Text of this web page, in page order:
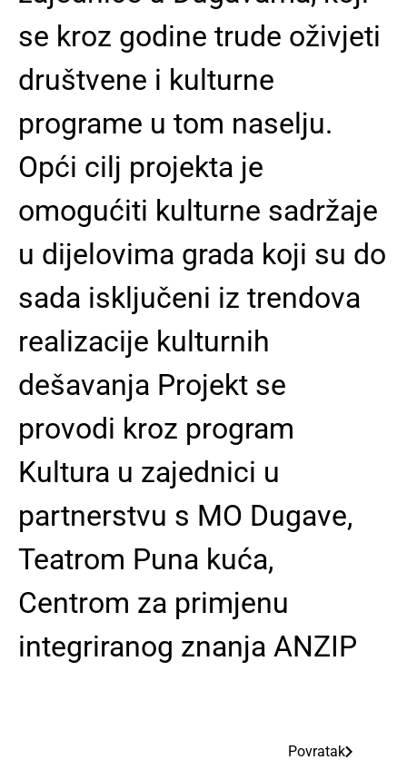
se kroz godine trude oživjeti
društvene i kulturne
programe u tom naselju.
Opći cilj projekta je
omogućiti kulturne sadržaje
u dijelovima grada koji su do
sada isključeni iz trendova
realizacije kulturnih
dešavanja Projekt se
provodi kroz program
Kultura u zajednici u
partnerstvu s MO Dugave,
Teatrom Puna kuća,
Centrom za primjenu
integriranog znanja ANZIP
Povratak